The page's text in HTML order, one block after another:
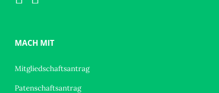
MACH MIT
Mitgliedschaftsantrag
Patenschaftsantrag